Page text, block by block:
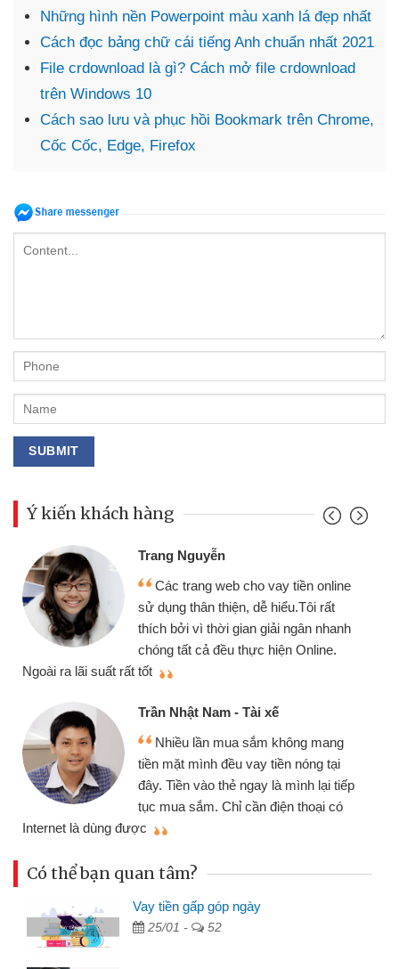
Những hình nền Powerpoint màu xanh lá đẹp nhất
Cách đọc bảng chữ cái tiếng Anh chuẩn nhất 2021
File crdownload là gì? Cách mở file crdownload
trên Windows 10
Cách sao lưu và phục hồi Bookmark trên Chrome,
Cốc Cốc, Edge, Firefox
Ý kiến khách hàng
Đoàn Hữu Cảnh
Mình cần tiền gấp nên định cầm cố
chiếc xe wave nhưng thật may đã có
gói vay tiền bằng CMND online không
cần gặp mặt nên rất tiện lợi, sẽ giới
thiệu cho bạn bè biết
Cấn Văn Lực - Tạp hóa
Tôi kinh doanh buôn bán nhỏ lẻ
nhiều lúc cần vốn nhập hàng, nhờ biết
đến website qua bạn bè giới thiệu tôi
đã giải quyết được công việc của
Có thể bạn quan tâm?
Vay tiền gấp góp ngày
25/01 - 52